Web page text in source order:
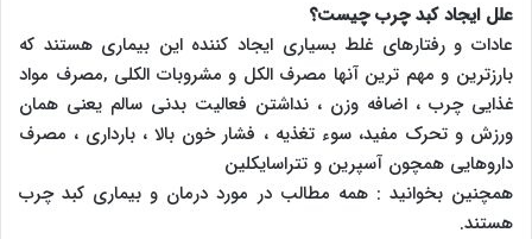
علل ایجاد کبد چرب چیست؟
عادات و رفتارهای غلط بسیاری ایجاد کننده این بیماری هستند که
بارزترین و مهم ترین آنها مصرف الکل و مشروبات الکلی ,مصرف مواد
غذایی چرب ، اضافه وزن ، نداشتن فعالیت بدنی سالم یعنی همان
ورزش و تحرک مفید، سوء تغذیه ، فشار خون بالا ، بارداری ، مصرف
داروهایی همچون آسپرین و تتراسایکلین
همچنین بخوانید : همه مطالب در مورد درمان و بیماری کبد چرب
هستند.